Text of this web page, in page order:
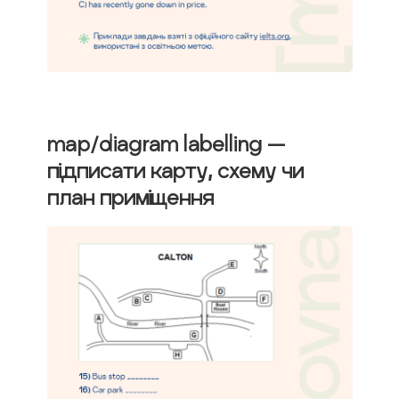
map/diagram labelling—
підписати карту, схему чи
план приміщення